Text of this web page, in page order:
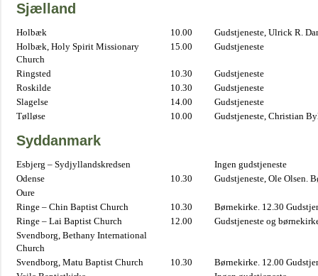
Sjælland
Holbæk 10.00
Gudstjeneste, Ulrick R.
Holbæk, Holy Spirit Missionary
Church
15.00 Gudstjeneste
Ringsted 10.30
Gudstjeneste
Roskilde
10.30
Gudstjeneste
Slagelse
14.00
Gudstjeneste
Tølløse
10.00 Gudstjeneste, Christian
Syddanmark
Esbjerg – Sydjyllandskredsen
Ingen gudstjeneste
Odense
10.30
Gudstjeneste, Ole Olsen.
Oure
Ringe – Chin Baptist Church
10.30
Børnekirke. 12.30
Ringe – Lai Baptist Church
12.00
Gudstjeneste og
Svendborg, Bethany International
Church
Svendborg, Matu Baptist Church
10.30
Børnekirke. 12.00